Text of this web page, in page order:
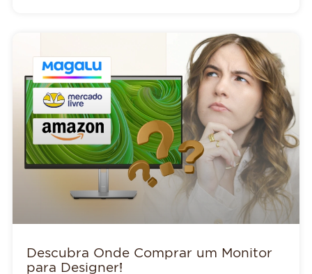
Descubra Onde Comprar um Monitor
para Designer!